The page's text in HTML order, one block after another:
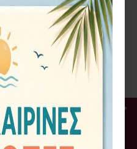
+
της λίστας.
Newsletter
& Herb